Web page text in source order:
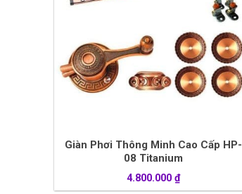
Giàn Phơi Thông Minh Cao Cấp HP-
08 Titanium
4.800.000₫